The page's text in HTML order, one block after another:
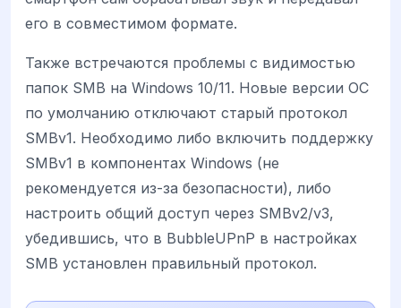
его в совместимом формате.
Также встречаются проблемы с видимостью
папок SMB на Windows 10/11. Новые версии ОС
по умолчанию отключают старый протокол
SMBv1. Необходимо либо включить поддержку
SMBv1 в компонентах Windows (не
рекомендуется из-за безопасности), либо
настроить общий доступ через SMBv2/v3,
убедившись, что в BubbleUPnP в настройках
SMB установлен правильный протокол.